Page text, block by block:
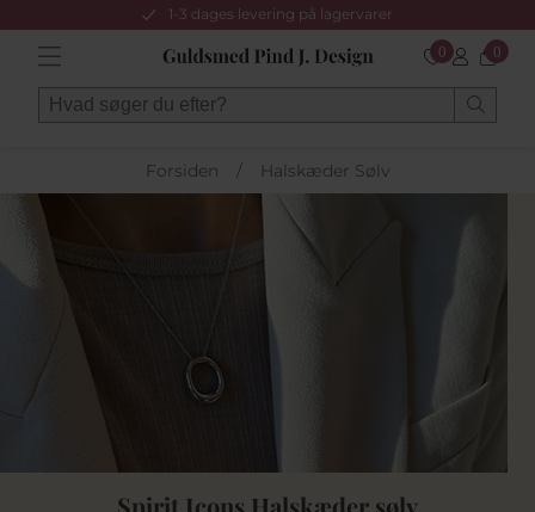
1-3 dages levering på lagervarer
0 0
Forsiden / Halskæder Sølv
Spirit Icons Halskæder sølv